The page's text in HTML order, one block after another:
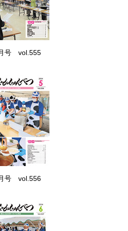
号 vol.555
号 vol.556